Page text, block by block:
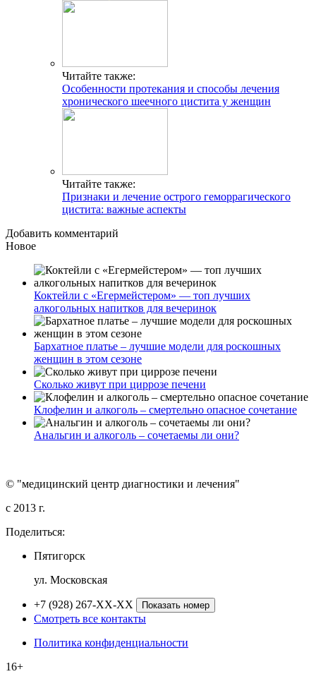
Читайте также:
Особенности протекания и способы лечения
хронического шеечного цистита у женщин
Читайте также:
Признаки и лечение острого геморрагического
цистита: важные аспекты
Добавить комментарий
Новое
Коктейли с «Егермейстером» — топ лучших
алкогольных напитков для вечеринок
Бархатное платье – лучшие модели для роскошных
женщин в этом сезоне
Сколько живут при циррозе печени
Клофелин и алкоголь – смертельно опасное сочетание
Анальгин и алкоголь – сочетаемы ли они?
© "медицинский центр диагностики и лечения"
c 2013 г.
Поделиться:
Пятигорск
ул. Московская
+7 (928) 267-XX-XX Показать номер
Смотреть все контакты
Политика конфиденциальности
16+